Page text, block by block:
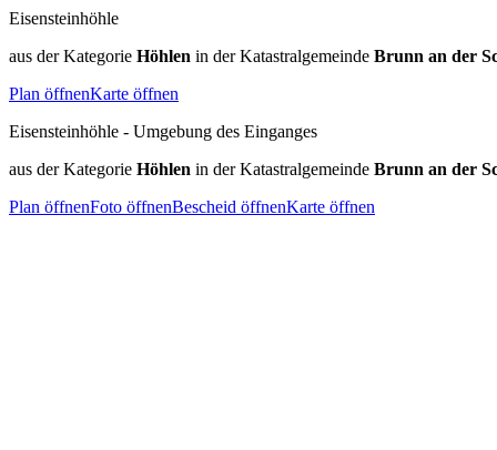
Eisensteinhöhle
aus der Kategorie Höhlen in der Katastralgemeinde Brunn an der
Plan öffnenKarte öffnen
Eisensteinhöhle - Umgebung des Einganges
aus der Kategorie Höhlen in der Katastralgemeinde Brunn an der
Plan öffnenFoto öffnenBescheid öffnenKarte öffnen